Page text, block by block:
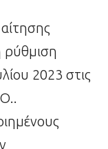
ρύθμιση
2023 στις